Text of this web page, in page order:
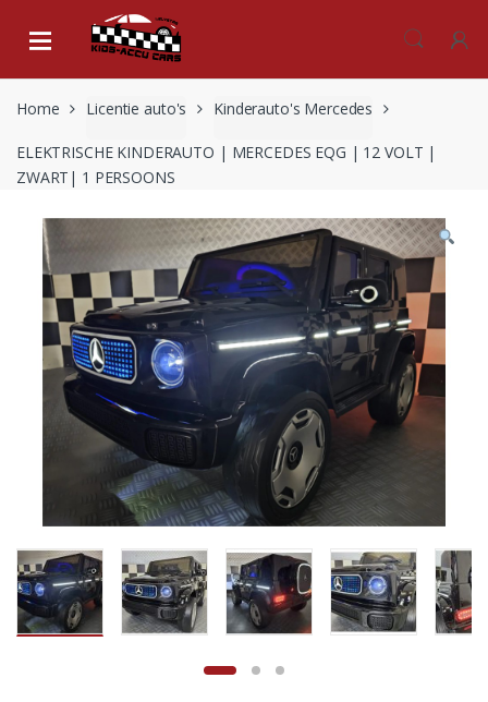
Home Licentie auto's Kinderauto's Mercedes
ELEKTRISCHE KINDERAUTO | MERCEDES EQG | 12 VOLT |
ZWART| 1 PERSOONS